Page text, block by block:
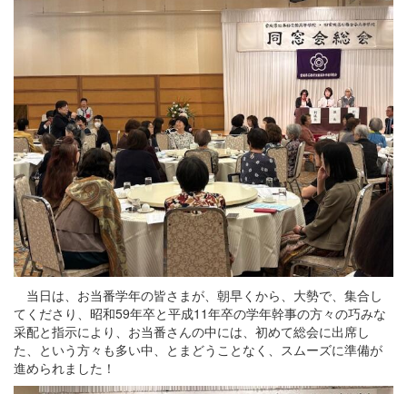
当日は、お当番学年の皆さまが、朝早くから、大勢で、集合し
てくださり、昭和59年卒と平成11年卒の学年幹事の方々の巧みな
采配と指示により、お当番さんの中には、初めて総会に出席し
た、という方々も多い中、とまどうことなく、スムーズに準備が
進められました！